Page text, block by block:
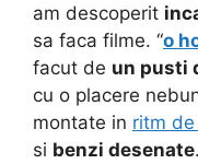
am descoperit
sa faca filme. “o
facut de un pusti
cu o placere
montate in ritm
si benzi desenate.